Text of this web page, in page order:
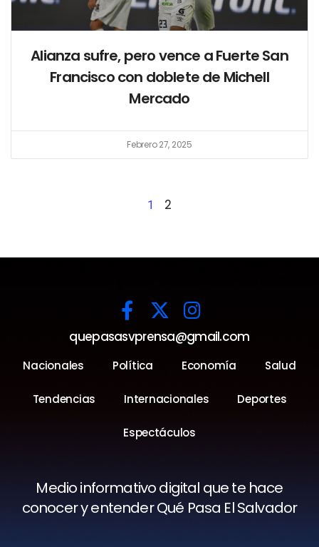
Alianza sufre, pero vence a Fuerte San
Francisco con doblete de Michell
Mercado
Febrero 27, 2025
1 2
quepasasvprensa@gmail.com
Nacionales Política Economía Salud
Tendencias Internacionales Deportes
Espectáculos
Medio informativo digital que te hace
conocer y entender Qué Pasa El Salvador